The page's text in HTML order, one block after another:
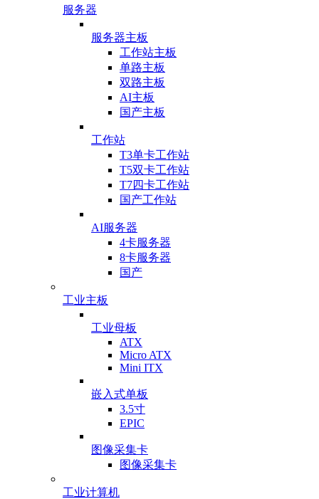
服务器
服务器主板
工作站主板
单路主板
双路主板
AI主板
国产主板
工作站
T3单卡工作站
T5双卡工作站
T7四卡工作站
国产工作站
AI服务器
4卡服务器
8卡服务器
国产
工业主板
工业母板
ATX
Micro ATX
Mini ITX
嵌入式单板
3.5寸
EPIC
图像采集卡
图像采集卡
工业计算机